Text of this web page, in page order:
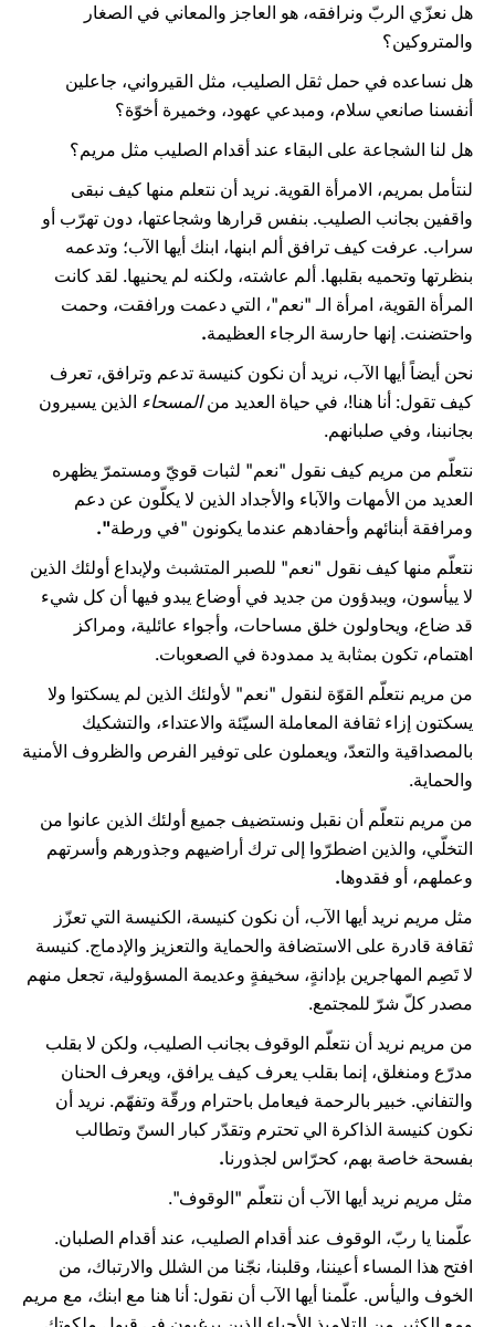
هل نعزّي الربّ ونرافقه، هو العاجز والمعاني في الصغار
والمتروكين؟
هل نساعده في حمل ثقل الصليب، مثل القيرواني، جاعلين
أنفسنا صانعي سلام، ومبدعي عهود، وخميرة أخوّة؟
هل لنا الشجاعة على البقاء عند أقدام الصليب مثل مريم؟
لنتأمل بمريم، الامرأة القوية. نريد أن نتعلم منها كيف نبقى
واقفين بجانب الصليب. بنفس قرارها وشجاعتها، دون تهرّب أو
سراب. عرفت كيف ترافق ألم ابنها، ابنك أيها الآب؛ وتدعمه
بنظرتها وتحميه بقلبها. ألم عاشته، ولكنه لم يحنيها. لقد كانت
المرأة القوية، امرأة الـ "نعم"، التي دعمت ورافقت، وحمت
واحتضنت. إنها حارسة الرجاء العظيمة.
نحن أيضاً أيها الآب، نريد أن نكون كنيسة تدعم وترافق، تعرف
كيف تقول: أنا هنا!، في حياة العديد منالمسحاء الذين يسيرون
بجانبنا، وفي صلبانهم.
نتعلّم من مريم كيف نقول "نعم" لثبات قويّ ومستمرّ يظهره
العديد من الأمهات والآباء والأجداد الذين لا يكلّون عن دعم
ومرافقة أبنائهم وأحفادهم عندما يكونون "في ورطة".
نتعلّم منها كيف نقول "نعم" للصبر المتشبث ولإبداع أولئك الذين
لا ييأسون، ويبدؤون من جديد في أوضاع يبدو فيها أن كل شيء
قد ضاع، ويحاولون خلق مساحات، وأجواء عائلية، ومراكز
اهتمام، تكون بمثابة يد ممدودة في الصعوبات.
من مريم نتعلّم القوّة لنقول "نعم" لأولئك الذين لم يسكتوا ولا
يسكتون إزاء ثقافة المعاملة السيّئة والاعتداء، والتشكيك
بالمصداقية والتعدّ، ويعملون على توفير الفرص والظروف الأمنية
والحماية.
من مريم نتعلّم أن نقبل ونستضيف جميع أولئك الذين عانوا من
التخلّي، والذين اضطرّوا إلى ترك أراضيهم وجذورهم وأسرتهم
وعملهم، أو فقدوها.
مثل مريم نريد أيها الآب، أن نكون كنيسة، الكنيسة التي تعزّز
ثقافة قادرة على الاستضافة والحماية والتعزيز والإدماج. كنيسة
لا تَصِم المهاجرين بإدانةٍ، سخيفةٍ وعديمة المسؤولية، تجعل منهم
مصدر كلّ شرّ للمجتمع.
من مريم نريد أن نتعلّم الوقوف بجانب الصليب، ولكن لا بقلب
مدرّع ومنغلق، إنما بقلب يعرف كيف يرافق، ويعرف الحنان
والتفاني. خبير بالرحمة فيعامل باحترام ورقّة وتفهّم. نريد أن
نكون كنيسة الذاكرة الي تحترم وتقدّر كبار السنّ وتطالب
بفسحة خاصة بهم، كحرّاس لجذورنا.
مثل مريم نريد أيها الآب أن نتعلّم "الوقوف".
علّمنا يا ربّ، الوقوف عند أقدام الصليب، عند أقدام الصلبان.
افتح هذا المساء أعيننا، وقلبنا، نجّنا من الشلل والارتباك، من
الخوف واليأس. علّمنا أيها الآب أن نقول: أنا هنا مع ابنك، مع مريم